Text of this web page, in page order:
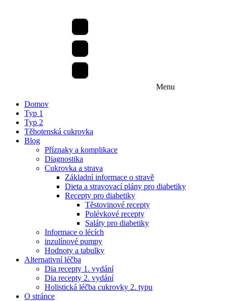
Menu
Domov
Typ 1
Typ 2
Těhotenská cukrovka
Blog
Příznaky a komplikace
Diagnostika
Cukrovka a strava
Základní informace o stravě
Dieta a stravovací plány pro diabetiky
Recepty pro diabetiky
Těstovinové recepty
Polévkové recepty
Saláty pro diabetiky
Informace o lécích
inzulínové pumpy
Hodnoty a tabulky
Alternativní léčba
Dia recepty 1. vydání
Dia recepty 2. vydání
Holistická léčba cukrovky 2. typu
O stránce